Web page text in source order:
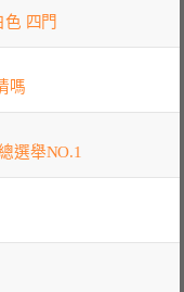
色 四門
嗎
選舉NO.1